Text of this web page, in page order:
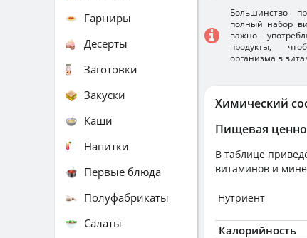
Химический
Пищевая
В таблице
витаминов и
Нутриент
Калорийность
Большинство
полный набор
важно
продукты,
организма в
Гарниры
Десерты
Заготовки
Закуски
Каши
Напитки
Первые блюда
Полуфабрикаты
Салаты